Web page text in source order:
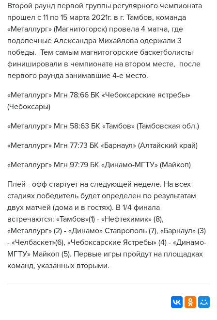
Второй раунд первой группы регулярного чемпионата
прошел с 11 по 15 марта 2021г. в г. Тамбов, команда
«Металлург» (Магнитогорск) провела 4 матча, где
подопечные Александра Михайлова одержали 3
победы. Тем самым магнитогорские баскетболисты
финишировали в чемпионате на втором месте, после
первого раунда занимавшие 4-е место.
«Металлург» Мгн 78:66 БК «Чебоксарские ястребы»
(Чебоксары)
«Металлург» Мгн 58:63 БК «Тамбов» (Тамбовская обл.)
«Металлург» Мгн 77:73 БК «Барнаул» (Алтайский край)
«Металлург» Мгн 97:79 БК «Динамо-МГТУ» (Майкоп)
Плей - офф стартует на следующей неделе. На всех
стадиях победитель будет определен по результатам
двух матчей (дома и в гостях). В 1/4 финала
встречаются: «Тамбов»(1) - «Нефтехимик» (8),
«Металлург» (2) - «Динамо» Ставрополь (7), «Барнаул» (3)
- «Челбаскет»(6), «Чебоксарские Ястребы» (4) - «Динамо-
МГТУ» Майкоп (5). Первые игры пройдут на площадках
команд, указанных вторыми.